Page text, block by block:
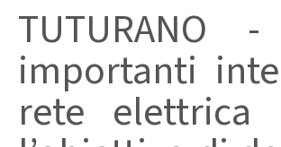
TUTURANO
importanti
rete elettrica